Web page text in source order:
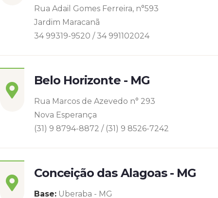
Rua Adail Gomes Ferreira, n°593
Jardim Maracanã
34 99319-9520 / 34 991102024
Belo Horizonte - MG
Rua Marcos de Azevedo n° 293
Nova Esperança
(31) 9 8794-8872 / (31) 9 8526-7242
Conceição das Alagoas - MG
Base: Uberaba - MG